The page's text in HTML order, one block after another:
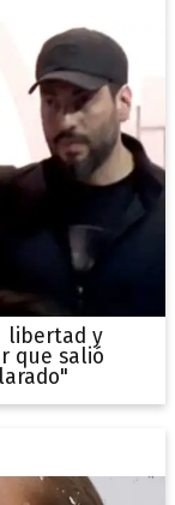
libertad y
que salió